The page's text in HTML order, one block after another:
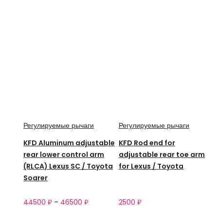
Регулируемые рычаги
KFD Aluminum adjustable
rear lower control arm
(RLCA) Lexus SC / Toyota
Soarer
44500 ₽ – 46500 ₽
Регулируемые рычаги
KFD Rod end for
adjustable rear toe arm
for Lexus / Toyota
2500 ₽